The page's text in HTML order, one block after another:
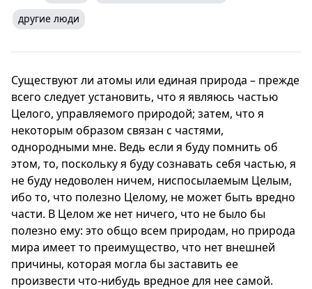
другие люди
Существуют ли атомы или единая природа – прежде
всего следует установить, что я являюсь частью
Целого, управляемого природой; затем, что я
некоторым образом связан с частями,
однородными мне. Ведь если я буду помнить об
этом, то, поскольку я буду сознавать себя частью, я
не буду недоволен ничем, ниспосылаемым Целым,
ибо то, что полезно Целому, не может быть вредно
части. В Целом же нет ничего, что не было бы
полезно ему: это общо всем природам, но природа
мира имеет то преимущество, что нет внешней
причины, которая могла бы заставить ее
произвести что-нибудь вредное для нее самой.